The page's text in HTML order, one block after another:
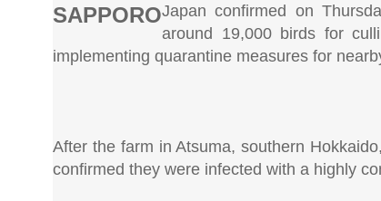
SAPPOROJapan confirmed on
around 19,000 birds for
implementing quarantine measures for
After the farm in Atsuma, southern
confirmed they were infected with a highly